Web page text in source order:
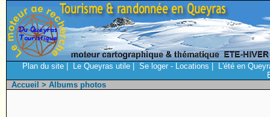
Plan du site Le Queyras utile Se loger - Locations
L'été en
Accueil > Albums photos